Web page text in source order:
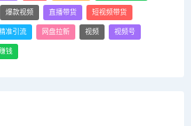
爆款视频 直播带货 短视频带货
准引流 网盘拉新 视频 视频号
钱